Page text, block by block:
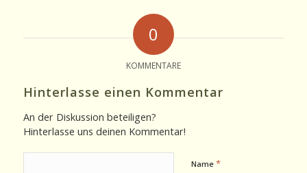
0
KOMMENTARE
Hinterlasse einen Kommentar
An der Diskussion beteiligen?
Hinterlasse uns deinen Kommentar!
Name *